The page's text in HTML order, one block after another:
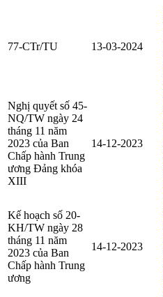
77-CTr/TU 13-03-2024
Nghị quyết số 45-
NQ/TW ngày 24
tháng 11 năm
2023 của Ban
Chấp hành Trung
ương Đảng khóa
XIII
14-12-2023
Kế hoạch số 20-
KH/TW ngày 28
tháng 11 năm
2023 của Ban
Chấp hành Trung
ương
14-12-2023